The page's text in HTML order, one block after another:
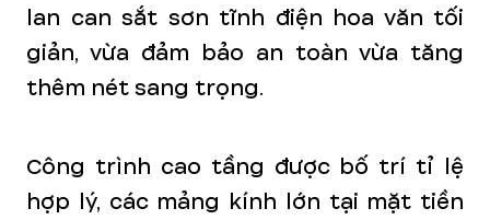
lan can sắt sơn tĩnh điện hoa văn tối
giản, vừa đảm bảo an toàn vừa tăng
thêm nét sang trọng.
Công trình cao tầng được bố trí tỉ lệ
hợp lý, các mảng kính lớn tại mặt tiền